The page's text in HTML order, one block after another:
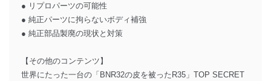
● リプロパーツの可能性
● 純正パーツに拘らないボディ補強
● 純正部品製廃の現状と対策
【その他のコンテンツ】
世界にたった一台の「BNR32の皮を被ったR35」TOP SECRET